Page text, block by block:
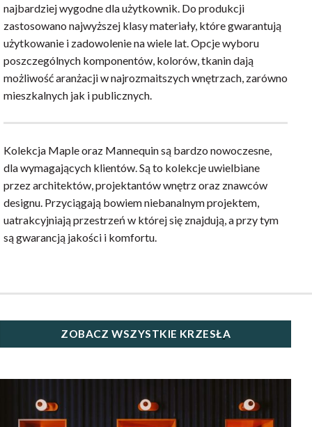
najbardziej wygodne dla użytkownik. Do produkcji
zastosowano najwyższej klasy materiały, które gwarantują
użytkowanie i zadowolenie na wiele lat. Opcje wyboru
poszczególnych komponentów, kolorów, tkanin dają
możliwość aranżacji w najrozmaitszych wnętrzach, zarówno
mieszkalnych jak i publicznych.
Kolekcja Maple oraz Mannequin są bardzo nowoczesne,
dla wymagających klientów. Są to kolekcje uwielbiane
przez architektów, projektantów wnętrz oraz znawców
designu. Przyciągają bowiem niebanalnym projektem,
uatrakcyjniają przestrzeń w której się znajdują, a przy tym
są gwarancją jakości i komfortu.
ZOBACZ WSZYSTKIE KRZESŁA